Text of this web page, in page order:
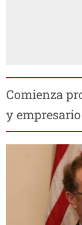
Comienza
y empresario